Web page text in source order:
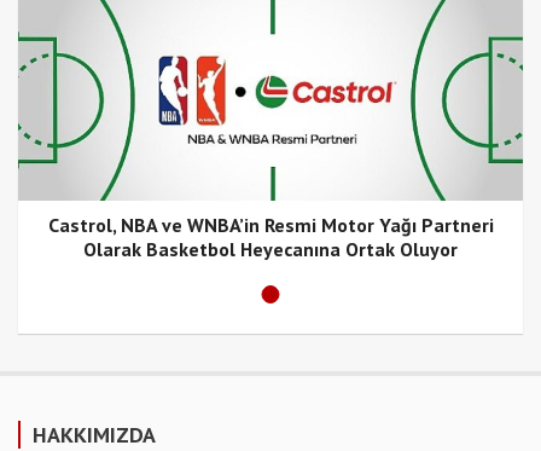
Castrol, NBA ve WNBA’in Resmi Motor Yağı Partneri
Olarak Basketbol Heyecanına Ortak Oluyor
HAKKIMIZDA